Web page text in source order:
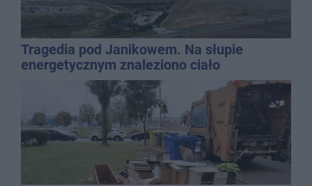
Tragedia pod Janikowem. Na słupie
energetycznym znaleziono ciało
mężczyzny